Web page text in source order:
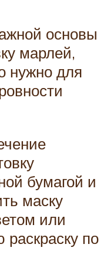
основы
марлей,
нужно для
бумагой и
маску
или
по